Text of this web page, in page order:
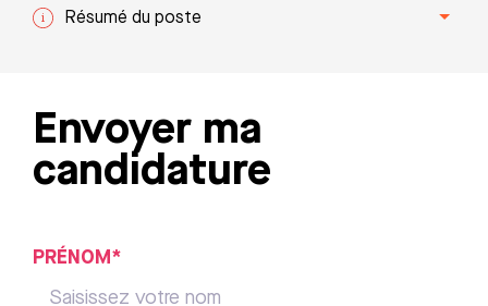
Résumé du poste
Envoyer ma
candidature
PRÉNOM*